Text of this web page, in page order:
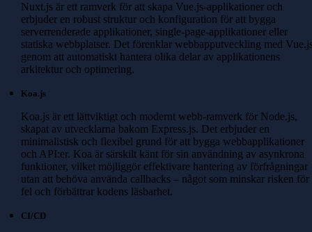
Nuxt.js är ett ramverk för att skapa Vue.js-applikationer och
erbjuder en robust struktur och konfiguration för att bygga
serverrenderade applikationer, single-page-applikationer eller
statiska webbplatser. Det förenklar webbapputveckling med
genom att automatiskt hantera olika delar av applikationens
arkitektur och optimering.
Koa.js
Koa.js är ett lättviktigt och modernt webb-ramverk för Node.js,
skapat av utvecklarna bakom Express.js. Det erbjuder en
minimalistisk och flexibel grund för att bygga webbapplikationer
och API:er. Koa är särskilt känt för sin användning av asynkrona
funktioner, vilket möjliggör effektivare hantering av förfrågningar
utan att behöva använda callbacks – något som minskar risken för
fel och förbättrar kodens läsbarhet.
CI/CD